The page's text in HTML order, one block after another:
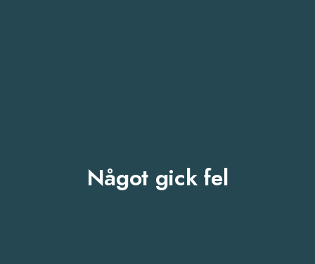
Något gick fel